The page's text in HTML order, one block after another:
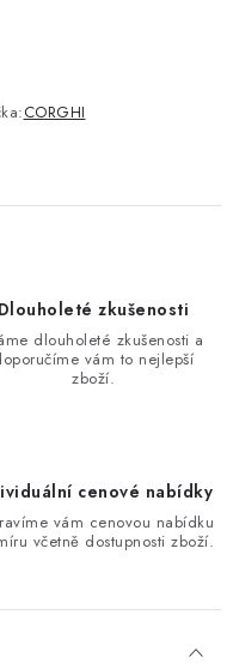
CORGHI
Dlouholeté zkušenosti
dlouholeté zkušenosti a
vám to nejlepší
zboží.
cenové nabídky
vám cenovou nabídku
včetně dostupnosti zboží.